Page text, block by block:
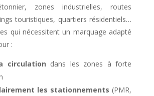
zones industrielles, routes
touristiques, quartiers résidentiels…
qui nécessitent un marquage adapté
:
circulation dans les zones à forte
les stationnements (PMR,